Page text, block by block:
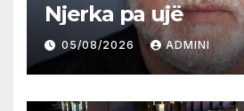
Njerka pa ujë
05/08/2026 ADMINI